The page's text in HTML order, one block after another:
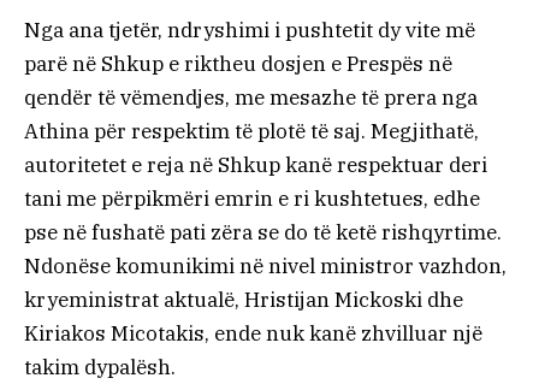
Nga ana tjetër, ndryshimi i pushtetit dy vite më
parë në Shkup e riktheu dosjen e Prespës në
qendër të vëmendjes, me mesazhe të prera nga
Athina për respektim të plotë të saj. Megjithatë,
autoritetet e reja në Shkup kanë respektuar deri
tani me përpikmëri emrin e ri kushtetues, edhe
pse në fushatë pati zëra se do të ketë rishqyrtime.
Ndonëse komunikimi në nivel ministror vazhdon,
kryeministrat aktualë, Hristijan Mickoski dhe
Kiriakos Micotakis, ende nuk kanë zhvilluar një
takim dypalësh.